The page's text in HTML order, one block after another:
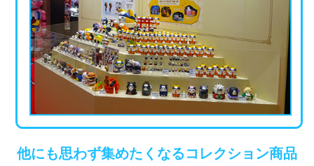
他にも思わず集めたくなるコレクション商品